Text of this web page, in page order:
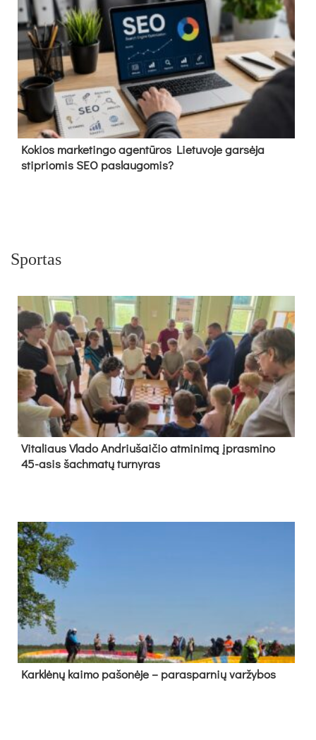
Kokios marketingo agentūros Lietuvoje garsėja
stipriomis SEO paslaugomis?
Sportas
Vi­ta­liaus Vla­do And­riu­šai­čio at­mi­ni­mą įpras­mi­no
45-asis šach­ma­tų tur­ny­ras
Kark­lė­nų kai­mo pa­šo­nė­je – pa­ras­par­nių var­žy­bos